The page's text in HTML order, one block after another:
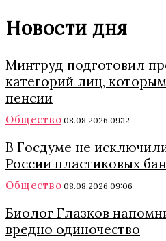
Новости дня
Минтруд подготовил
категорий лиц,
пенсии
Общество 08.08.2026 09:12
В Госдуме не
России пластиковых
Общество 08.08.2026 09:06
Биолог Глазков
вредно одиночество